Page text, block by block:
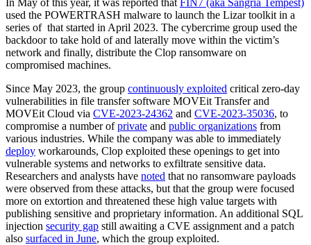
In May of this year, it was reported that FIN7 (aka Sangria Tempest)
used the POWERTRASH malware to launch the Lizar toolkit in a
series of that started in April 2023. The cybercrime group used the
backdoor to take hold of and laterally move within the victim’s
network and finally, distribute the Clop ransomware on
compromised machines.
Since May 2023, the group continuously exploited critical zero-day
vulnerabilities in file transfer software MOVEit Transfer and
MOVEit Cloud via CVE-2023-24362 and CVE-2023-35036, to
compromise a number ofprivate and public organizations from
various industries. While the company was able to immediately
deploy workarounds, Clop exploited these openings to get into
vulnerable systems and networks to exfiltrate sensitive data.
Researchers and analysts have noted that no ransomware payloads
were observed from these attacks, but that the group were focused
more on extortion and threatened these high value targets with
publishing sensitive and proprietary information. An additional SQL
injection security gap still awaiting a CVE assignment and a patch
also surfaced in June, which the group exploited.